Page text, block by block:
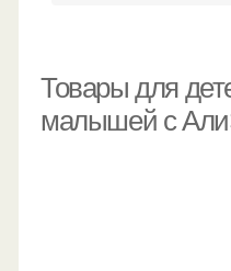
Товары для
малышей с